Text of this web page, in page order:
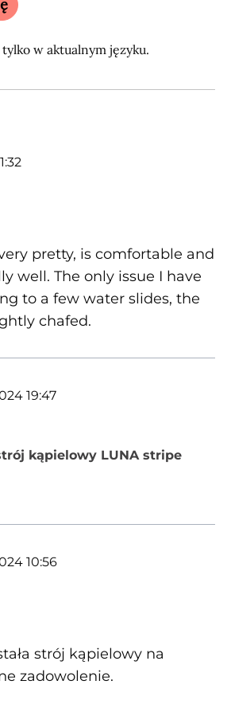
tylko w aktualnym języku.
4 spośród 5 gwiazdek
pretty, is comfortable and
well. The only issue I have
to a few water slides, the
chafed.
19:47
5 spośród 5 gwiazdek
kąpielowy LUNA stripe
10:56
5 spośród 5 gwiazdek
strój kąpielowy na
zadowolenie.